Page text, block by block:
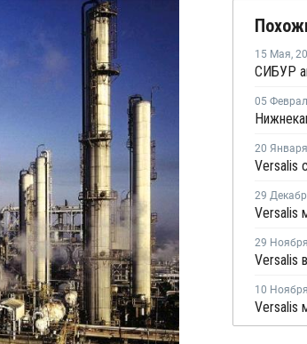
15 Мая,
05
20 Января
29
29 Ноября
10 Ноября